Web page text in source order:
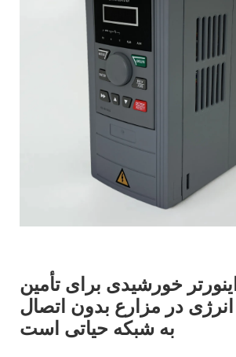
خورشیدی برای تأمین
انرژی در مزارع بدون اتصال
به شبکه حیاتی است